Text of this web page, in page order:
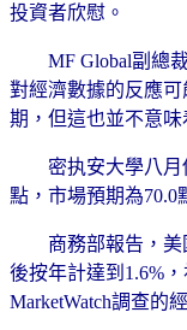
投資者欣慰。
MF Global副總裁
對經濟數據的反應
期，但這也並不意
密执安大學八月份
點，市場預期為70.0
商務部報告，美
後按年計達到1.6%
MarketWatch調查的